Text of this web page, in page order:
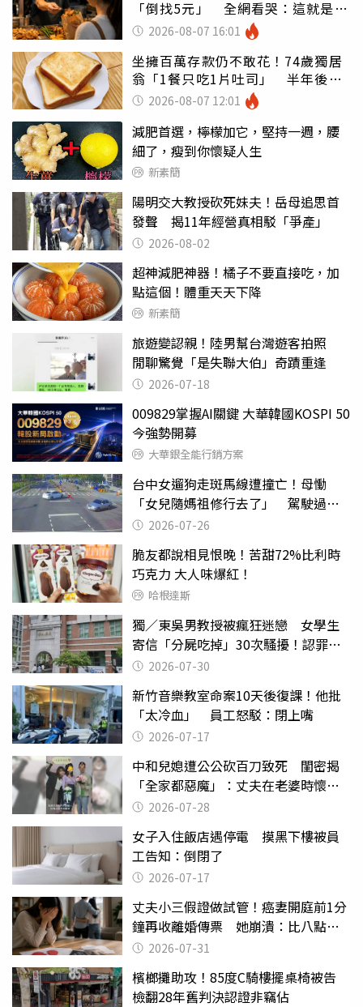
「倒找5元」 全網看哭：這就是台
灣 2026-08-07 16:01
坐擁百萬存款仍不敢花！74歲獨居
翁「1餐只吃1片吐司」 半年後暴
瘦嚇壞女兒
2026-08-07 12:01
減肥首選，檸檬加它，堅持一週，腰
細了，瘦到你懷疑人生
新素簡
陽明交大教授砍死妹夫！岳母追思首
發聲 揭11年經營真相駁「爭產」
2026-08-02
超神減肥神器！橘子不要直接吃，加
點這個！體重天天下降
新素簡
旅遊變認親！陸男幫台灣遊客拍照
閒聊驚覺「是失聯大伯」奇蹟重逢
2026-07-18
009829掌握AI關鍵 大華韓國KOSPI 50
今強勢開募
大華銀全能行銷方案
台中女遛狗走斑馬線遭撞亡！母慟
「女兒隨媽祖修行去了」 駕駛過失
致死判9月
2026-07-26
脆友都說相見恨晚！苦甜72%比利時
巧克力 大人味爆紅！
哈根達斯
獨／東吳男教授被瘋狂迷戀 女學生
寄信「分屍吃掉」30次騷擾！認罪免
關 2026-07-30
新竹音樂教室命案10天後復課！他批
「太冷血」 員工怒駁：閉上嘴
2026-07-17
中和兒媳遭公公砍百刀致死 閨密揭
「全家都惡魔」：丈夫在老婆時懷孕
摔東西
2026-07-28
女子入住飯店遇停電 摸黑下樓被員
工告知：倒閉了
2026-07-17
丈夫小三假證做試管！癌妻開庭前1分
鐘再收離婚傳票 她崩潰：比八點檔
還扯2026-07-31
檳榔攤助攻！85度C騎樓擺桌椅被告
檢翻28年舊判決認證非竊佔